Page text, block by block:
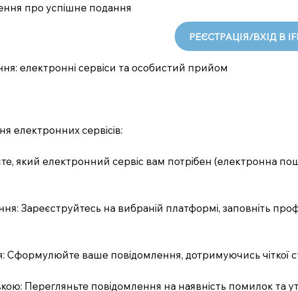
про успішне подання
РЕЄСТРАЦІЯ/ВХІД В
електронні сервіси та особистий прийом
електронних сервісів:
який електронний сервіс вам потрібен (електронна
Зареєструйтесь на вибраній платформі, заповніть
Сформулюйте ваше повідомлення, дотримуючись чіткої
Перегляньте повідомлення на наявність помилок та